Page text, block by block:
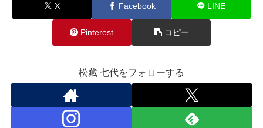
X Facebook LINE
Pinterest コピー
松藏 七代をフォローする